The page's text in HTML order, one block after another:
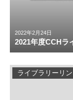
2022年2月24日
2021年度CCHラ
ライブラリーリン